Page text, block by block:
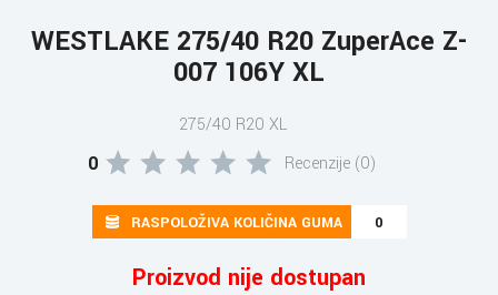
WESTLAKE 275/40 R20 ZuperAce Z-
007 106Y XL
275/40 R20 XL
0 Recenzije (0)
RASPOLOŽIVA KOLIČINA GUMA 0
Proizvod nije dostupan